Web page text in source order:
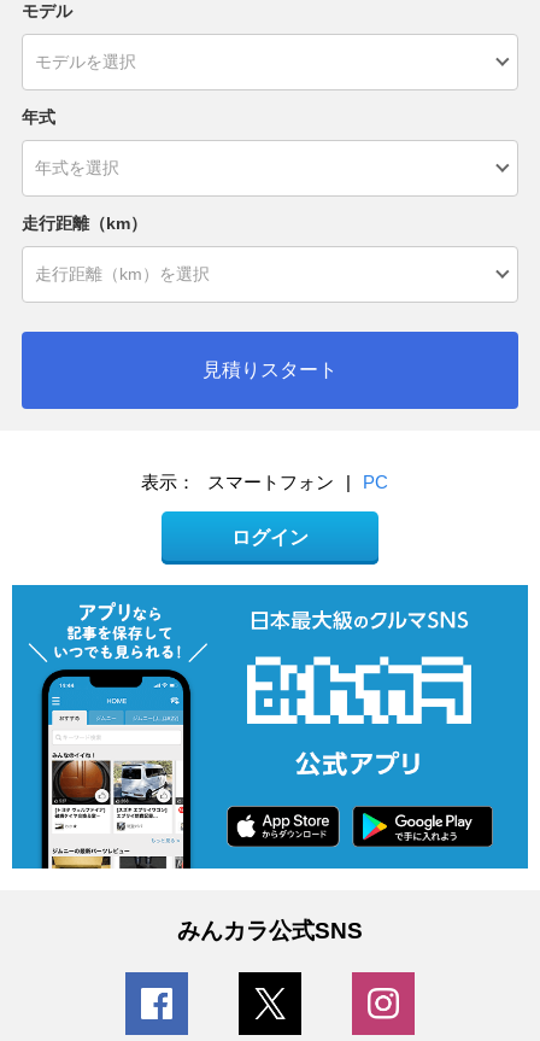
モデル
年式
走行距離（km）
見積りスタート
表示： スマートフォン | PC
ログイン
みんカラ公式SNS